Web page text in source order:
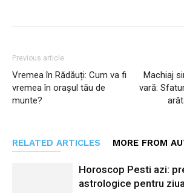
Previous article
Vremea în Rădăuți: Cum va fi
vremea în orașul tău de
munte?
Machiaj
vară:
RELATED ARTICLES MORE FROM
Horoscop Pesti azi:
astrologice pentru